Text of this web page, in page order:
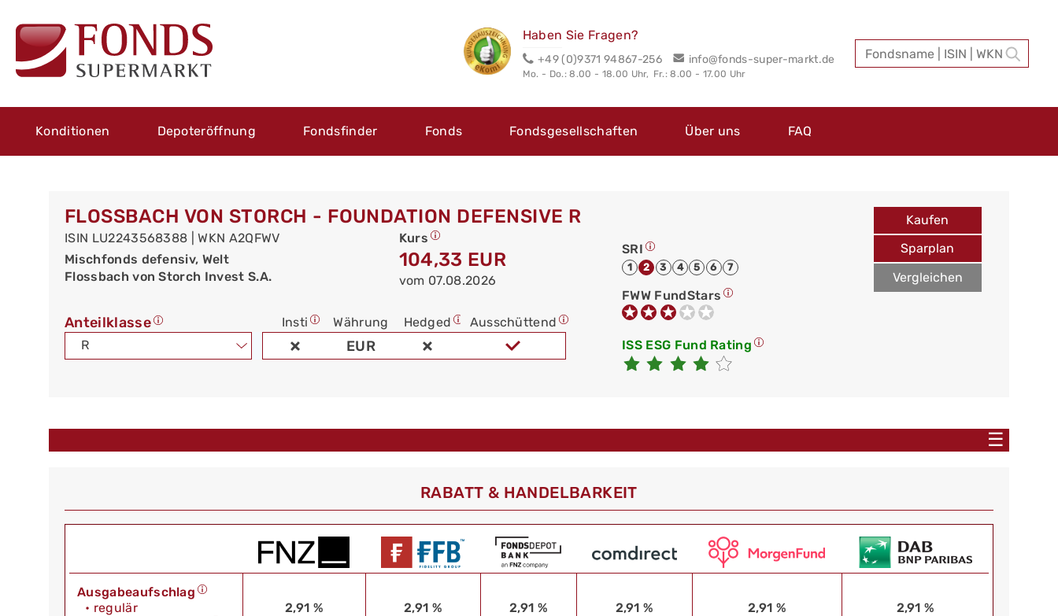
Haben Sie Fragen?
+49 (0)9371 94867-256 info@fonds-super-markt.de
Mo. - Do.: 8.00 - 18.00 Uhr, Fr.: 8.00 - 17.00 Uhr
Konditionen Depoteröffnung Fondsfinder Fonds Fondsgesellschaften Über uns FAQ
FLOSSBACH VON STORCH - FOUNDATION DEFENSIVE R
ISIN LU2243568388 | WKN A2QFWV
Mischfonds defensiv, Welt
Flossbach von Storch Invest S.A.
Kurs
104,33 EUR
vom 07.08.2026
Anteilklasse Insti Währung Hedged
Ausschüttend
R
EUR
SRI
1 2 3 4 5 6 7
FWW FundStars
ISS ESG Fund Rating
Kaufen
Sparplan
Vergleichen
☰
RABATT & HANDELBARKEIT
Ausgabeaufschlag
• regulär
2,91 % 2,91 % 2,91 % 2,91 % 2,91 %
2,91 %